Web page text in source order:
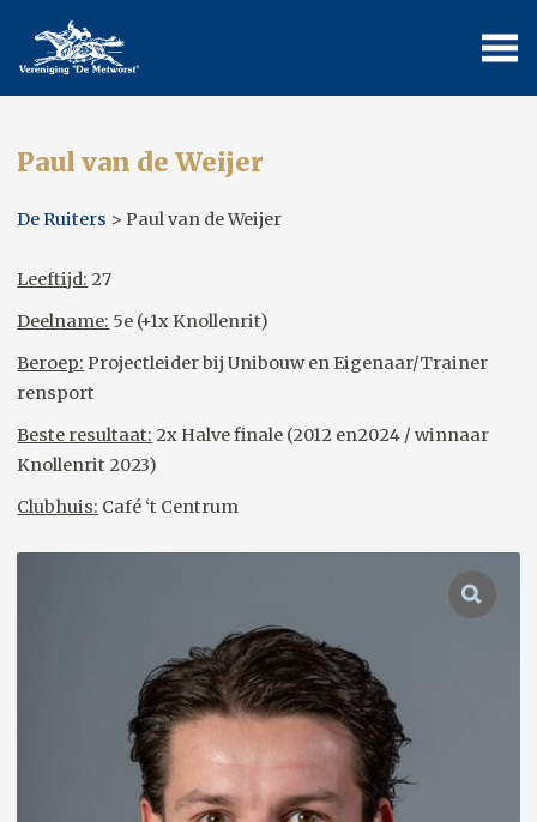
Paul van de Weijer
De Ruiters > Paul van de Weijer
Leeftijd: 27
Deelname: 5e (+1x Knollenrit)
Beroep: Projectleider bij Unibouw en Eigenaar/Trainer
rensport
Beste resultaat: 2x Halve finale (2012 en2024 / winnaar
Knollenrit 2023)
Clubhuis: Café ‘t Centrum